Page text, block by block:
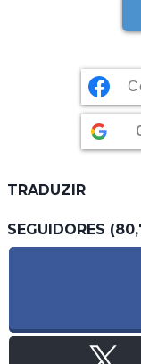
TRADUZIR
SEGUIDORES